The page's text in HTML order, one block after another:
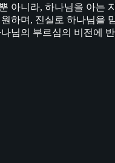
아니라, 하나님을 아는
하며, 진실로 하나님을
님의 부르심의 비전에